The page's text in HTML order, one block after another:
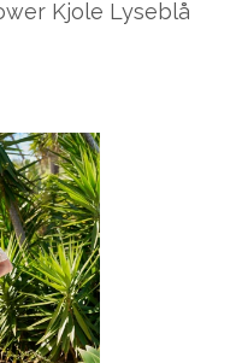
Kjole Lyseblå